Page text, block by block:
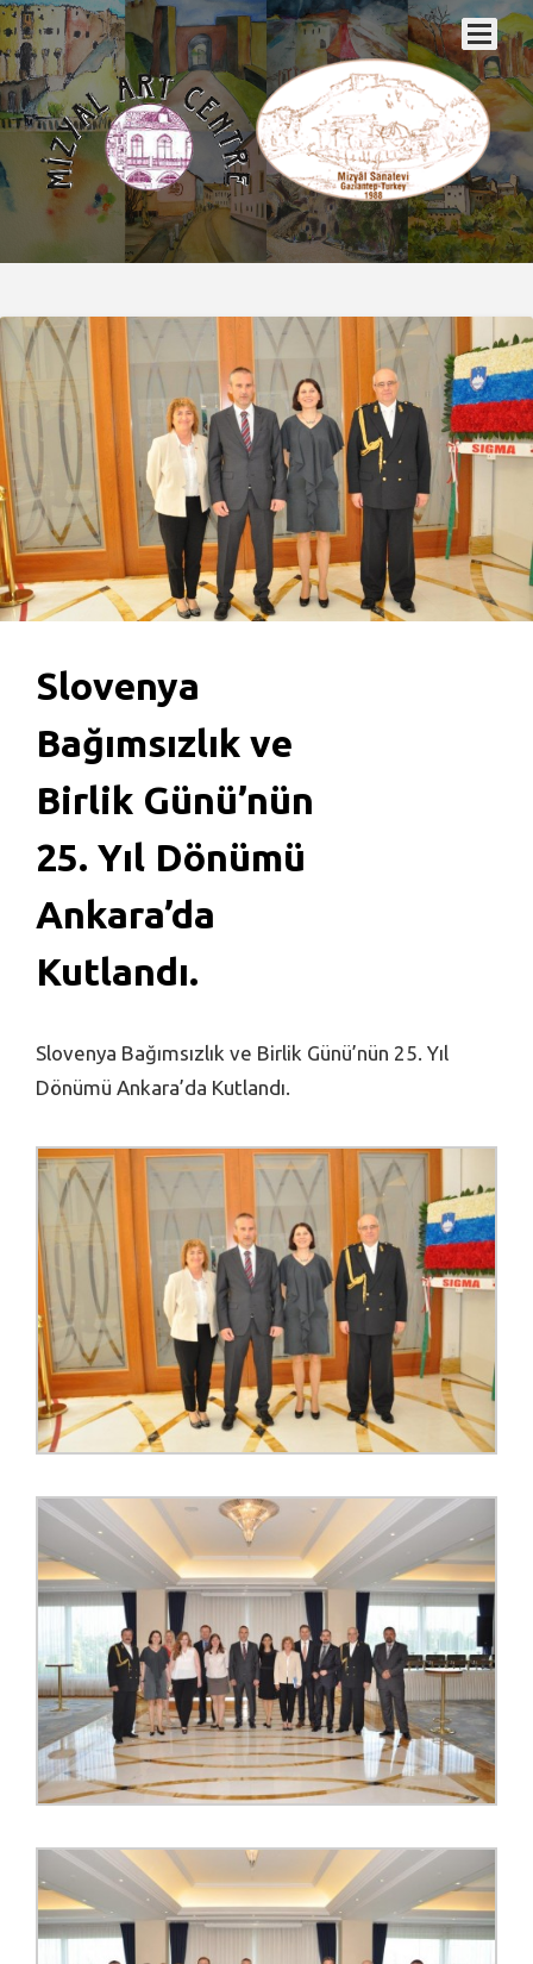
Slovenya
Bağımsızlık ve
Birlik Günü’nün
25. Yıl Dönümü
Ankara’da
Kutlandı.
Slovenya Bağımsızlık ve Birlik Günü’nün 25. Yıl
Dönümü Ankara’da Kutlandı.